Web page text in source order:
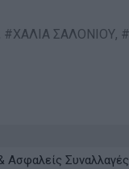
ΧΑΛΙΑ ΣΑΛΟΝΙΟΥ,
Ασφαλείς Συναλλαγές